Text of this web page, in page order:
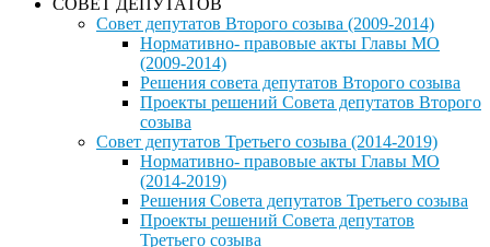
СОВЕТ ДЕПУТАТОВ
Совет депутатов Второго созыва (2009-2014)
Нормативно- правовые акты Главы МО
(2009-2014)
Решения совета депутатов Второго созыва
Проекты решений Совета депутатов Второго
созыва
Совет депутатов Третьего созыва (2014-2019)
Нормативно- правовые акты Главы МО
(2014-2019)
Решения Совета депутатов Третьего созыва
Проекты решений Совета депутатов
Третьего созыва